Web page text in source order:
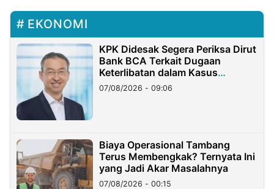
EKONOMI
KPK Didesak Segera Periksa Dirut
Bank BCA Terkait Dugaan
Keterlibatan dalam Kasus
Hilangnya Dana Nasabah Rp2,58
Miliar
07/08/2026 - 09:06
Biaya Operasional Tambang
Terus Membengkak? Ternyata Ini
yang Jadi Akar Masalahnya
07/08/2026 - 00:15